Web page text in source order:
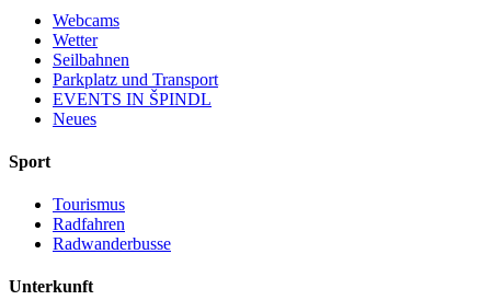
Webcams
Wetter
Seilbahnen
Parkplatz und Transport
EVENTS IN ŠPINDL
Neues
Sport
Tourismus
Radfahren
Radwanderbusse
Unterkunft